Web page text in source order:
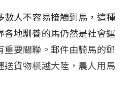
數人不容易接觸到馬，這種
地馴養的馬仍然是社會運
要關聯。郵件由騎馬的郵
貨物橫越大陸，農人用馬